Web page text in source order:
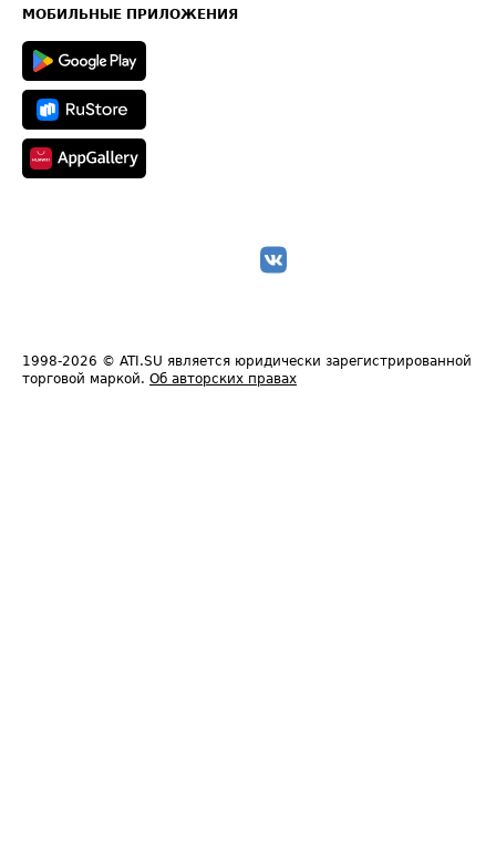
Техническая информация
МОБИЛЬНЫЕ ПРИЛОЖЕНИЯ
1998-2026 © ATI.SU является юридически зарегистрированной
торговой маркой. Об авторских правах